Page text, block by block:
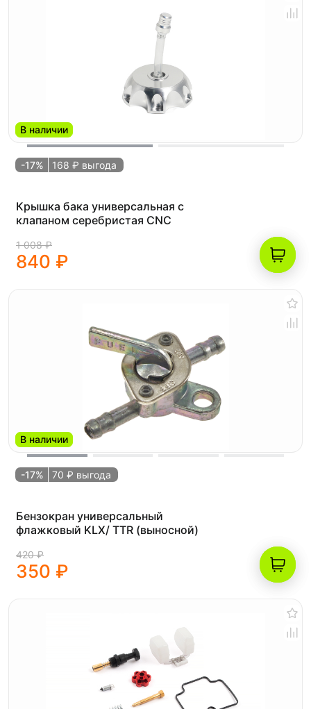
В наличии
-17% 168 ₽ выгода
Крышка бака универсальная с
клапаном серебристая CNC
1 008 ₽
840 ₽
В наличии
-17% 70 ₽ выгода
Бензокран универсальный
флажковый KLX/ TTR (выносной)
420 ₽
350 ₽